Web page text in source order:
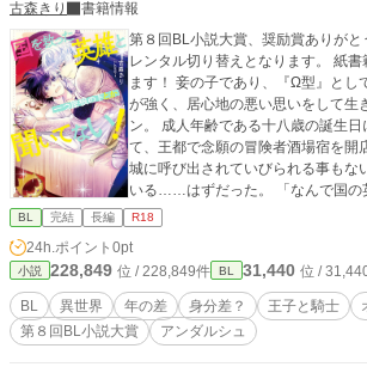
古森きり
書籍情報
第８回BL小説大賞、奨励賞ありがと
レンタル切り替えとなります。 紙
ます！ 妾の子であり、『Ω型』として生まれてきて風当たり
が強く、居心地の悪い思いをして生
ン。 成人年齢である十八歳の誕生
て、王都で念願の冒険者酒場宿を開
城に呼び出されていびられる事もな
いる……はずだった。 「なんで国の英雄と一緒に酒場宿をや
らなきゃいけないの！」 「それはも
様お一人で生活出来るはずもない、
仰せつかったからです」 「んもおおおっ！」 どう
一人暮らし！ いや、従業員もいるか
いけど！ ※読み直しナッシング書き溜め。 ※飛び飛びで書い
てるから矛盾点とか出ても見逃し
BL 完結 長編 R18
24h.ポイント 0pt
小説 228,849 位 / 228,849件 BL 31,440 位 /
BL 異世界 年の差 身分差？ 王子と騎士
第８回BL小説大賞
アンダルシュ